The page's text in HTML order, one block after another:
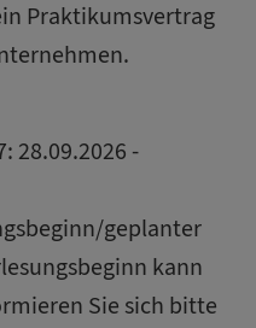
Praktikumsvertrag
28.09.2026 -
geplanter
kann
Sie sich bitte